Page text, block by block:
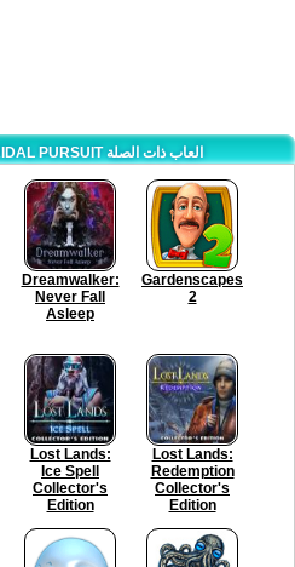
GARDENS INC. 3: BRIDAL PURSUIT العاب ذات الصلة
Dreamwalker:
Never Fall
Asleep
Gardenscapes
2
Lost Lands:
Ice Spell
Collector's
Edition
Lost Lands:
Redemption
Collector's
Edition